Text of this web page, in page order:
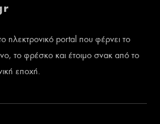
ηλεκτρονικό portal που φέρνει το
το φρέσκο και έτοιμο σνακ από το
εποχή.